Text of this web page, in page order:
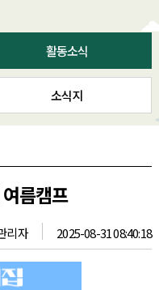
활동소식
소식지
름캠프
리자 2025-08-31 08:40:18